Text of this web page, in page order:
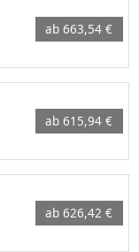
ab 663,54 €
ab 615,94 €
ab 626,42 €